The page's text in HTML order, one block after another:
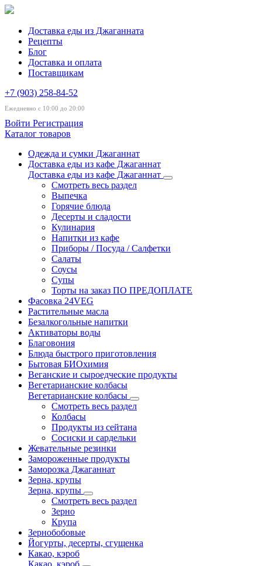
Доставка еды из Джаганната
Рецепты
Блог
Доставка и оплата
Поставщикам
+7 (903) 258-84-52
Ежедневно с 10:00 до 20:00
Войти Регистрация
Каталог товаров
Одежда и сумки Джаганнат
Доставка еды из кафе Джаганнат
Доставка еды из кафе Джаганнат
Смотреть весь раздел
Выпечка
Горячие блюда
Десерты и сладости
Кулинария
Напитки из кафе
Приборы / Посуда / Салфетки
Салаты
Соусы
Супы
Торты на заказ ПО ПРЕДОПЛАТЕ
Фасовка 24VEG
Растительные масла
Безалкогольные напитки
Активаторы воды
Благовония
Блюда быстрого приготовления
Бытовая БИОхимия
Веганские и сыроедческие продукты
Вегетарианские колбасы
Вегетарианские колбасы
Смотреть весь раздел
Колбасы
Продукты из сейтана
Сосиски и сардельки
Жевательные резинки
Замороженные продукты
Заморозка Джаганнат
Зерна, крупы
Зерна, крупы
Смотреть весь раздел
Зерно
Крупа
Зернобобовые
Йогурты, десерты, сгущенка
Какао, кэроб
Какао, кэроб